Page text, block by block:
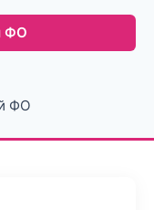
ФО
ФО